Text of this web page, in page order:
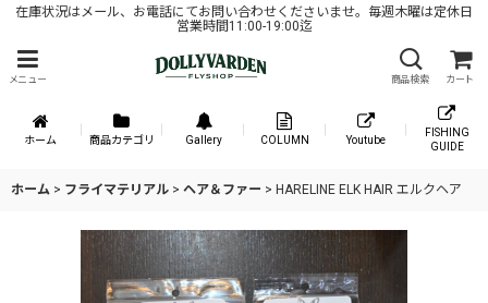
在庫状況はメール、お電話にてお問い合わせくださいませ。毎週木曜は定休日
営業時間11:00-19:00迄
メニュー 商品検索 カート
ホーム 商品カテゴリ Gallery COLUMN Youtube
FISHING
GUIDE
ホーム > フライマテリアル > ヘア＆ファー > HARELINE ELK HAIR エルクヘア